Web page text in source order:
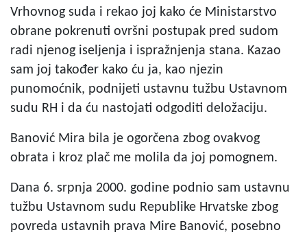
Vrhovnog suda i rekao joj kako će Ministarstvo
obrane pokrenuti ovršni postupak pred sudom
radi njenog iseljenja i ispražnjenja stana. Kazao
sam joj također kako ću ja, kao njezin
punomoćnik, podnijeti ustavnu tužbu Ustavnom
sudu RH i da ću nastojati odgoditi deložaciju.
Banović Mira bila je ogorčena zbog ovakvog
obrata i kroz plač me molila da joj pomognem.
Dana 6. srpnja 2000. godine podnio sam ustavnu
tužbu Ustavnom sudu Republike Hrvatske zbog
povreda ustavnih prava Mire Banović, posebno